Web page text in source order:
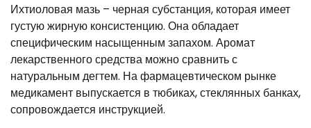
Ихтиоловая мазь – черная субстанция, которая имеет
густую жирную консистенцию. Она обладает
специфическим насыщенным запахом. Аромат
лекарственного средства можно сравнить с
натуральным дегтем. На фармацевтическом рынке
медикамент выпускается в тюбиках, стеклянных банках,
сопровождается инструкцией.